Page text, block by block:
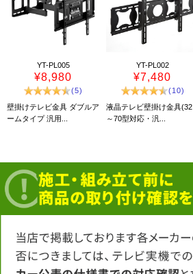
YT-PL005
¥8,980
(5)
壁掛けテレビ金具 ダブルア
ームタイプ 汎用...
YT-PL002
¥7,480
(10)
液晶テレビ壁掛け金具(32
～70型対応・汎...